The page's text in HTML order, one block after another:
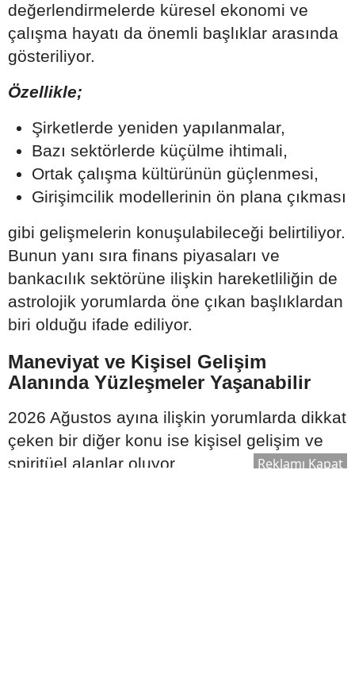
değerlendirmelerde küresel ekonomi ve
çalışma hayatı da önemli başlıklar arasında
gösteriliyor.
Özellikle;
Şirketlerde yeniden yapılanmalar,
Bazı sektörlerde küçülme ihtimali,
Ortak çalışma kültürünün güçlenmesi,
Girişimcilik modellerinin ön plana çıkması
gibi gelişmelerin konuşulabileceği belirtiliyor.
Bunun yanı sıra finans piyasaları ve
bankacılık sektörüne ilişkin hareketliliğin de
astrolojik yorumlarda öne çıkan başlıklardan
biri olduğu ifade ediliyor.
Maneviyat ve Kişisel Gelişim
Alanında Yüzleşmeler Yaşanabilir
2026 Ağustos ayına ilişkin yorumlarda dikkat
çeken bir diğer konu ise kişisel gelişim ve
spiritüel alanlar oluyor.
Reklamı Kapat